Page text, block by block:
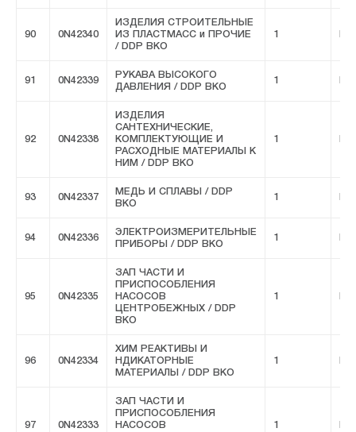
90 0N42340
ИЗДЕЛИЯ СТРОИТЕЛЬНЫЕ
ИЗ ПЛАСТМАСС и ПРОЧИЕ
/ DDP ВКО
1
91 0N42339
РУКАВА ВЫСОКОГО
ДАВЛЕНИЯ / DDP ВКО
1
92 0N42338
ИЗДЕЛИЯ
САНТЕХНИЧЕСКИЕ,
КОМПЛЕКТУЮЩИЕ И
РАСХОДНЫЕ МАТЕРИАЛЫ К
НИМ / DDP ВКО
1
93 0N42337
МЕДЬ И СПЛАВЫ / DDP
ВКО
1
94 0N42336
ЭЛЕКТРОИЗМЕРИТЕЛЬНЫЕ
ПРИБОРЫ / DDP ВКО
1
95 0N42335
ЗАП ЧАСТИ И
ПРИСПОСОБЛЕНИЯ
НАСОСОВ
ЦЕНТРОБЕЖНЫХ / DDP
ВКО
1
96 0N42334
ХИМ РЕАКТИВЫ И
НДИКАТОРНЫЕ
МАТЕРИАЛЫ / DDP ВКО
1
97 0N42333
ЗАП ЧАСТИ И
ПРИСПОСОБЛЕНИЯ
НАСОСОВ
1